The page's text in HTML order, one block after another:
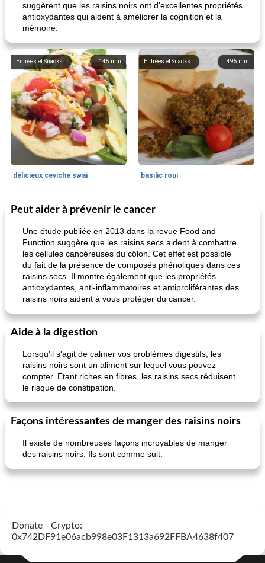
suggèrent que les raisins noirs ont d'excellentes propriétés
antioxydantes qui aident à améliorer la cognition et la
mémoire.
145 min
Entrées et Snacks
délicieux ceviche swai
495 min
Entrées et Snacks
basilic roui
65min
Déjeuner / Snacks
pois chiches rôtis aux épices amandes au cheddar rôti
Peut aider à prévenir le cancer
Une étude publiée en 2013 dans la revue Food and
Function suggère que les raisins secs aident à combattre
les cellules cancéreuses du côlon. Cet effet est possible
du fait de la présence de composés phénoliques dans ces
raisins secs. Il montre également que les propriétés
antioxydantes, anti-inflammatoires et antiproliférantes des
raisins noirs aident à vous protéger du cancer.
Aide à la digestion
Lorsqu'il s'agit de calmer vos problèmes digestifs, les
raisins noirs sont un aliment sur lequel vous pouvez
compter. Étant riches en fibres, les raisins secs réduisent
le risque de constipation.
Façons intéressantes de manger des raisins noirs
Il existe de nombreuses façons incroyables de manger
des raisins noirs. Ils sont comme suit:
Donate - Crypto:
0x742DF91e06acb998e03F1313a692FFBA4638f407